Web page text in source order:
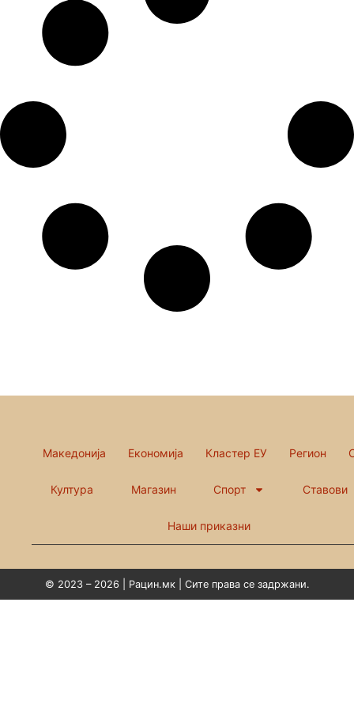
Македонија Економија Кластер ЕУ Регион
Култура Магазин Спорт Ставови
Наши приказни
© 2023 – 2026 | Рацин.мк | Сите права се задржани.